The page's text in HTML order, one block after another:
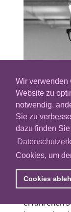
Wir verwenden
Website zu
notwendig,
Sie zu
dazu finden
Cookies, um
Cookies
Die
vormals
eigene
Der
in der
die
“Wir freuen
erfahrenen